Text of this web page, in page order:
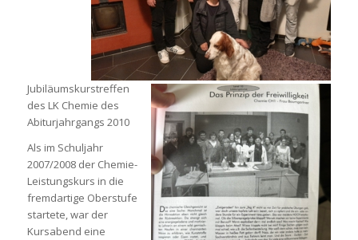
Jubiläumskurstreffen
des LK Chemie des
Abiturjahrgangs 2010
Als im Schuljahr
2007/2008 der Chemie-
Leistungskurs in die
fremdartige Oberstufe
startete, war der
Kursabend eine